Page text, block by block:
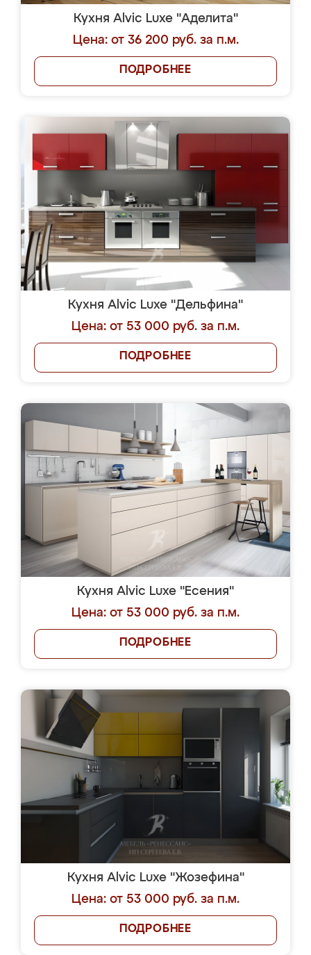
Кухня Alvic Luxe "Аделита"
Цена: от 36 200 руб. за п.м.
ПОДРОБНЕЕ
Кухня Alvic Luxe "Дельфина"
Цена: от 53 000 руб. за п.м.
ПОДРОБНЕЕ
Кухня Alvic Luxe "Есения"
Цена: от 53 000 руб. за п.м.
ПОДРОБНЕЕ
Кухня Alvic Luxe "Жозефина"
Цена: от 53 000 руб. за п.м.
ПОДРОБНЕЕ